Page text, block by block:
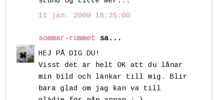
11 jan. 2009 18:35:00
sommar-rummet sa...
HEJ PÅ DIG DU!
Visst det är helt OK att du lånar
min bild och länkar till mig. Blir
bara glad om jag kan va till